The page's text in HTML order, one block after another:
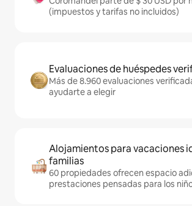
(impuestos y tarifas no incluidos)
Evaluaciones de huéspedes
Más de 8.960 evaluaciones
ayudarte a elegir
Alojamientos para vacaciones
familias
60 propiedades ofrecen espacio
prestaciones pensadas para los